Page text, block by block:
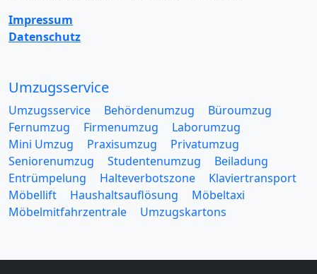
Impressum
Datenschutz
Umzugsservice
Umzugsservice Behördenumzug
Büroumzug
Fernumzug
Firmenumzug
Laborumzug
Mini Umzug
Praxisumzug
Privatumzug
Seniorenumzug
Studentenumzug
Beiladung
Entrümpelung
Halteverbotszone
Klaviertransport
Möbellift
Haushaltsauflösung
Möbeltaxi
Möbelmitfahrzentrale
Umzugskartons